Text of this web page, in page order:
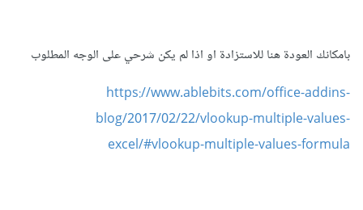
بامكانك العودة هنا للاستزادة او اذا لم يكن شرحي على الوجه المطلوب
https://www.ablebits.com/office-addins-
blog/2017/02/22/vlookup-multiple-values-
excel/#vlookup-multiple-values-formula